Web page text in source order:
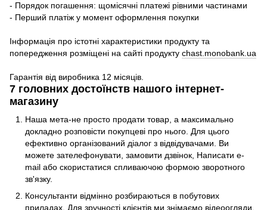
- Порядок погашення: щомісячні платежі рівними частинами
- Перший платіж у момент оформлення покупки
Інформація про істотні характеристики продукту та
попередження розміщені на сайті продукту chast.monobank.ua
Гарантія від виробника 12 місяців.
7 головних достоїнств нашого інтернет-
магазину
Наша мета-не просто продати товар, а максимально
докладно розповісти покупцеві про нього. Для цього
ефективно організований діалог з відвідувачами. Ви
можете зателефонувати, замовити дзвінок, Написати e-
mail або скористатися спливаючою формою зворотного
зв'язку.
Консультанти відмінно розбираються в побутових
приладах. Для зручності клієнтів ми знімаємо відеоогляди,